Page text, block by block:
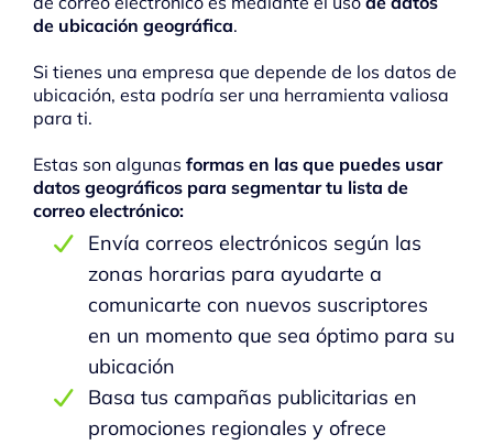
de ubicación geográfica.
Si tienes una empresa que depende de los datos de
ubicación, esta podría ser una herramienta valiosa
para ti.
Estas son algunas formas en las que puedes usar
datos geográficos para segmentar tu lista de
correo electrónico:
Envía correos electrónicos según las
zonas horarias para ayudarte a
comunicarte con nuevos suscriptores
en un momento que sea óptimo para su
ubicación
Basa tus campañas publicitarias en
promociones regionales y ofrece